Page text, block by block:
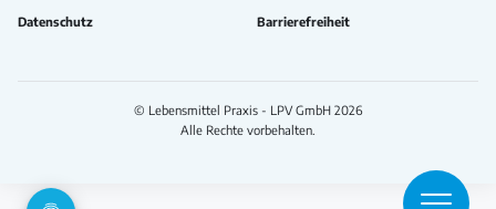
Datenschutz Barrierefreiheit
© Lebensmittel Praxis - LPV GmbH 2026
Alle Rechte vorbehalten.